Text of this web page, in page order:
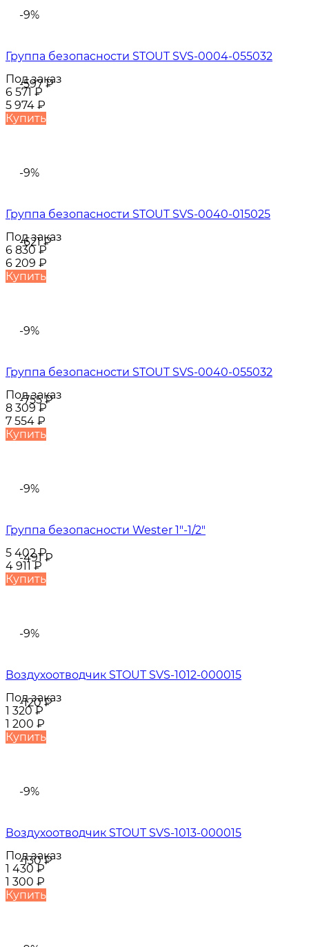
-9%
-597₽
Группа безопасности STOUT SVS-0004-055032
Под заказ
6 571₽
5 974 ₽
Купить
-9%
-621₽
Группа безопасности STOUT SVS-0040-015025
Под заказ
6 830₽
6 209 ₽
Купить
-9%
-755₽
Группа безопасности STOUT SVS-0040-055032
Под заказ
8 309₽
7 554 ₽
Купить
-9%
-491₽
Группа безопасности Wester 1"-1/2"
5 402₽
4 911₽
Купить
-9%
-120₽
Воздухоотводчик STOUT SVS-1012-000015
Под заказ
1 320₽
1 200 ₽
Купить
-9%
-130₽
Воздухоотводчик STOUT SVS-1013-000015
Под заказ
1 430₽
1 300 ₽
Купить